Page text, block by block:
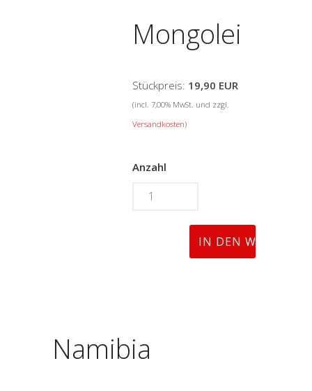
Mongolei
Stückpreis: 19,90 EUR
(incl. 7,00% MwSt. und zzgl.
Versandkosten)
Anzahl
Namibia